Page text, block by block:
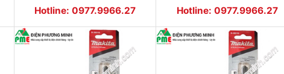
Hotline: 0977.9966.27
Hotline: 0977.9966.27